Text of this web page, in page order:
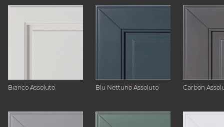
Bianco Assoluto Blu Nettuno Assoluto Carbon